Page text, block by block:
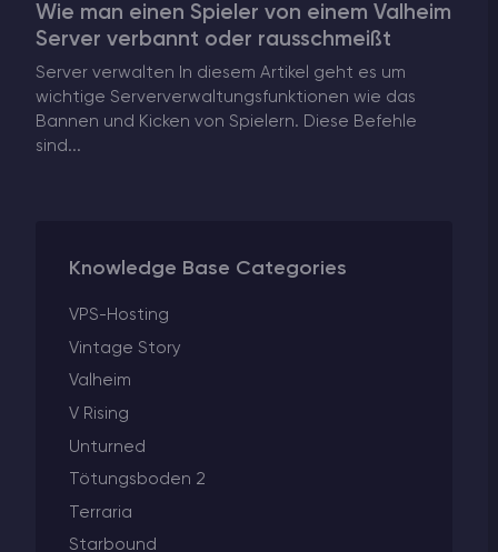
Wie man einen Spieler von einem Valheim
Server verbannt oder rausschmeißt
Server verwalten In diesem Artikel geht es um
wichtige Serververwaltungsfunktionen wie das
Bannen und Kicken von Spielern. Diese Befehle
sind...
Knowledge Base Categories
VPS-Hosting
Vintage Story
Valheim
V Rising
Unturned
Tötungsboden 2
Terraria
Starbound